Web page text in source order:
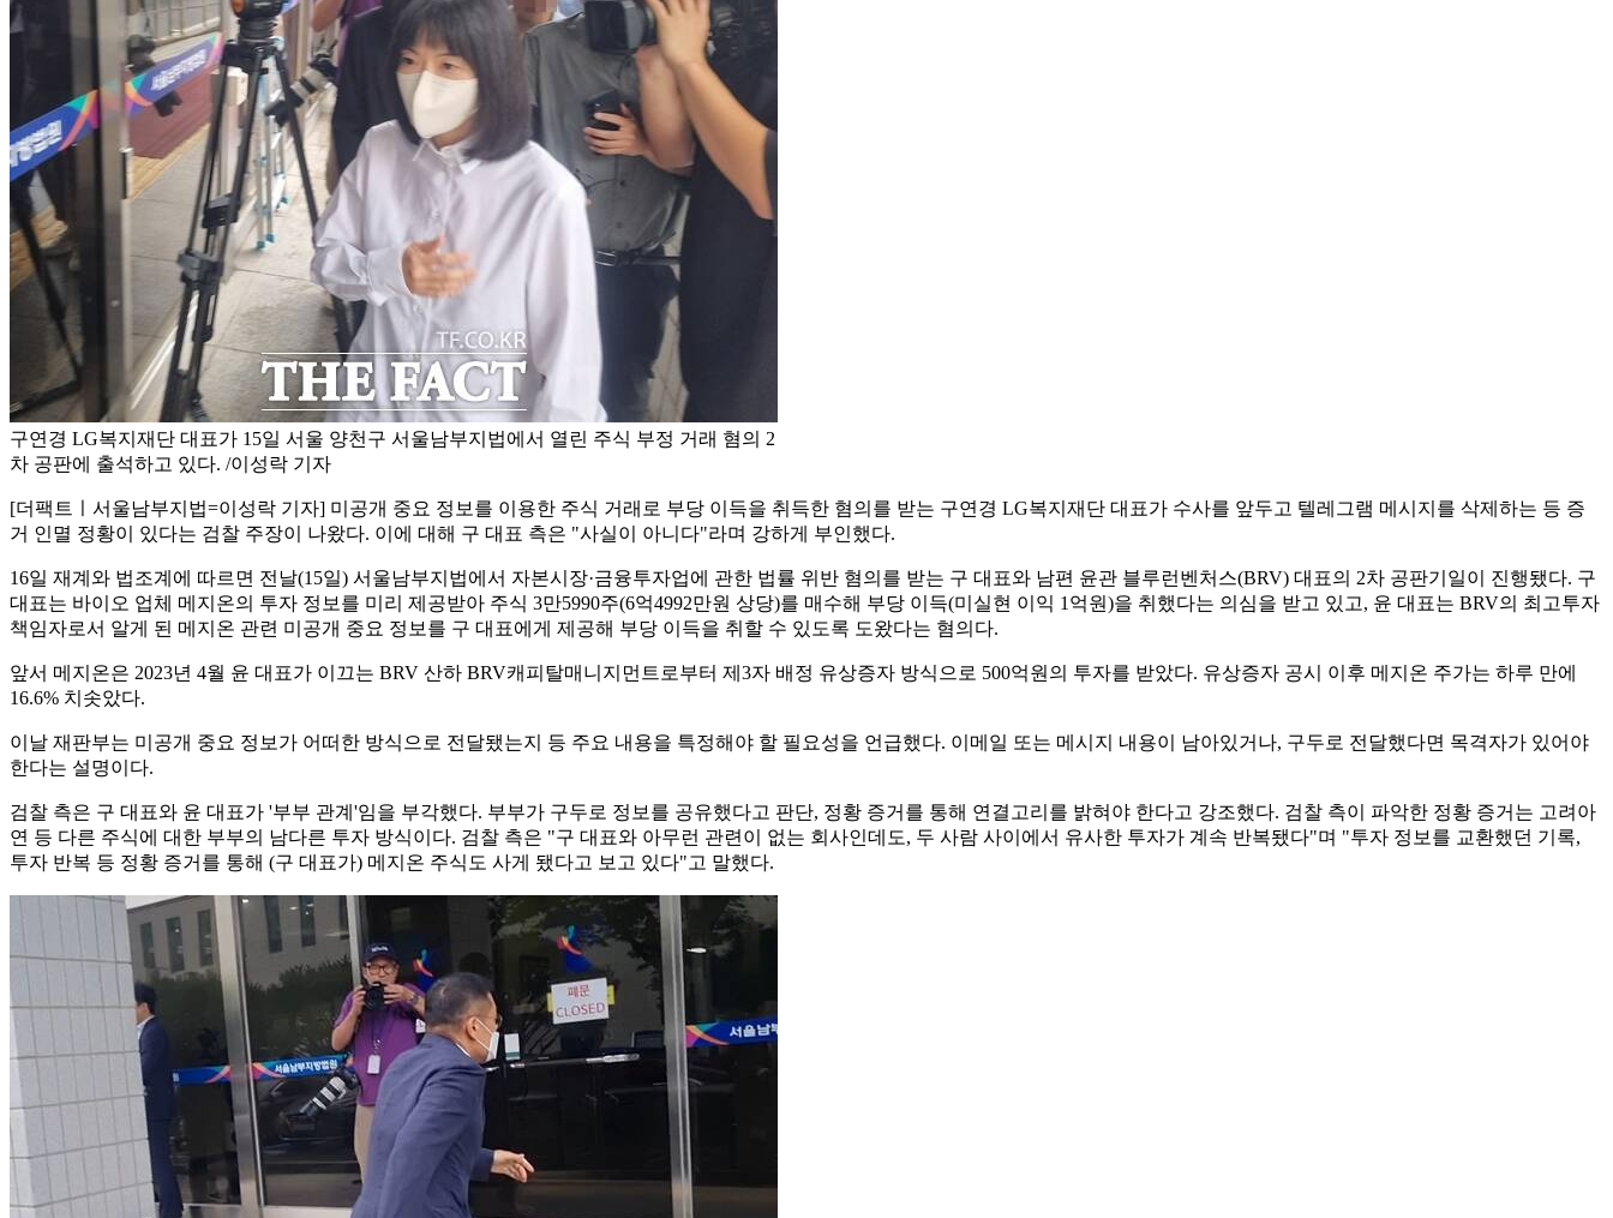
구연경 LG복지재단 대표가 15일 서울 양천구 서울남부지법에서 열린 주식 부정 거래 혐의 2
차 공판에 출석하고 있다. /이성락 기자
[더팩트ㅣ서울남부지법=이성락 기자] 미공개 중요 정보를 이용한 주식 거래로 부당 이득을 취득한 혐의를 받는 구연경 LG복지재단 대표가 수사를 앞두고 텔레그램 메시지를 삭제하는 등 증
거 인멸 정황이 있다는 검찰 주장이 나왔다. 이에 대해 구 대표 측은 "사실이 아니다"라며 강하게 부인했다.
16일 재계와 법조계에 따르면 전날(15일) 서울남부지법에서 자본시장·금융투자업에 관한 법률 위반 혐의를 받는 구 대표와 남편 윤관 블루런벤처스(BRV) 대표의 2차 공판기일이 진행됐다. 구
대표는 바이오 업체 메지온의 투자 정보를 미리 제공받아 주식 3만5990주(6억4992만원 상당)를 매수해 부당 이득(미실현 이익 1억원)을 취했다는 의심을 받고 있고, 윤 대표는 BRV의 최고투자
책임자로서 알게 된 메지온 관련 미공개 중요 정보를 구 대표에게 제공해 부당 이득을 취할 수 있도록 도왔다는 혐의다.
앞서 메지온은 2023년 4월 윤 대표가 이끄는 BRV 산하 BRV캐피탈매니지먼트로부터 제3자 배정 유상증자 방식으로 500억원의 투자를 받았다. 유상증자 공시 이후 메지온 주가는 하루 만에
16.6% 치솟았다.
이날 재판부는 미공개 중요 정보가 어떠한 방식으로 전달됐는지 등 주요 내용을 특정해야 할 필요성을 언급했다. 이메일 또는 메시지 내용이 남아있거나, 구두로 전달했다면 목격자가 있어야
한다는 설명이다.
검찰 측은 구 대표와 윤 대표가 '부부 관계'임을 부각했다. 부부가 구두로 정보를 공유했다고 판단, 정황 증거를 통해 연결고리를 밝혀야 한다고 강조했다. 검찰 측이 파악한 정황 증거는 고려아
연 등 다른 주식에 대한 부부의 남다른 투자 방식이다. 검찰 측은 "구 대표와 아무런 관련이 없는 회사인데도, 두 사람 사이에서 유사한 투자가 계속 반복됐다"며 "투자 정보를 교환했던 기록,
투자 반복 등 정황 증거를 통해 (구 대표가) 메지온 주식도 사게 됐다고 보고 있다"고 말했다.